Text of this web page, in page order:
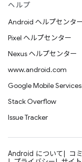
ヘルプ
Android ヘルプセンタ
Pixel ヘルプセンター
Nexus ヘルプセンター
www.android.com
Google Mobile Services
Stack Overflow
Issue Tracker
Android について コ